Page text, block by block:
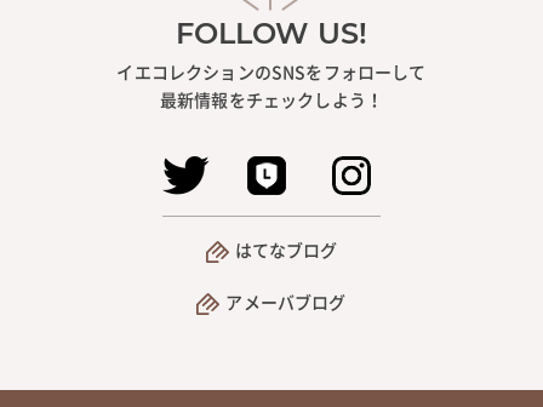
FOLLOW US!
イエコレクションのSNSをフォローして
最新情報をチェックしよう！
はてなブログ
アメーバブログ